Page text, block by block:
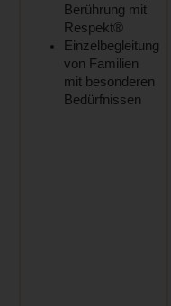
Berührung mit
Respekt®
Einzelbegleitung
von Familien
mit besonderen
Bedürfnissen